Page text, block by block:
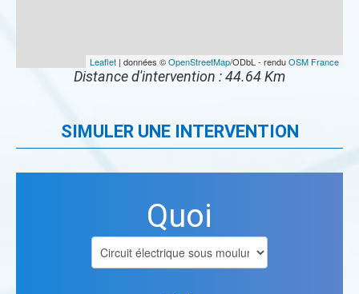
Leaflet | données ©OpenStreetMap/ODbL - renduOSM France
Distance d'intervention : 44.64 Km
SIMULER UNE INTERVENTION
Quoi